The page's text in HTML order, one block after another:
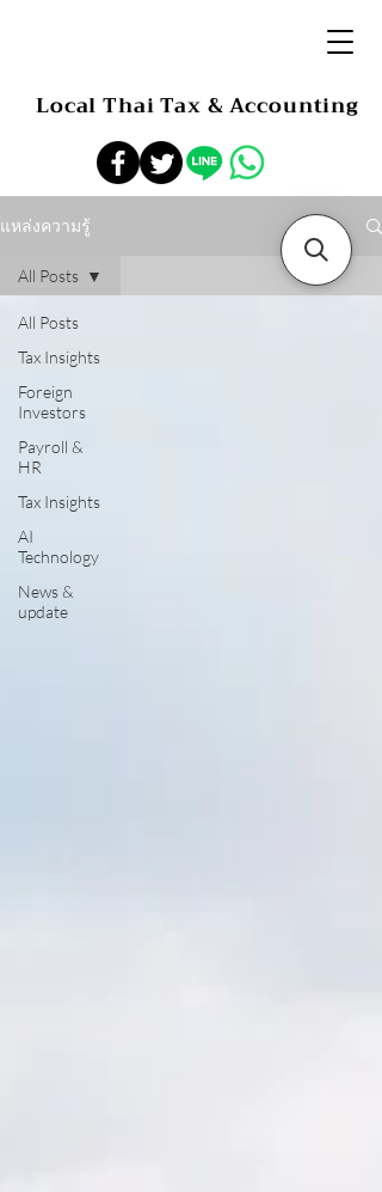
Local Thai Tax & Accounting
แหล่งความรู้
All Posts
Tax Insights
Foreign
Investors
Payroll &
HR
Tax Insights
AI
Technology
News &
update
All Posts